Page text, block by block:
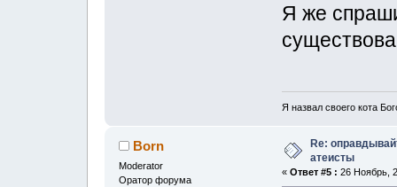
Я же
Я назвал своего кота
Born
Moderator
Оратор форума
Re:
атеисты
« Ответ #5 : 26 Ноябрь,